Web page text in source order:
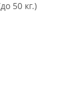
50 кг.)